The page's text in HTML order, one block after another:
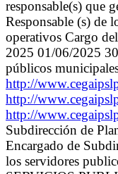
responsable(s) que
Responsable (s) de
operativos Cargo
2025 01/06/2025
públicos
http://
http://
http://
Subdirección de
Encargado de
los servidores